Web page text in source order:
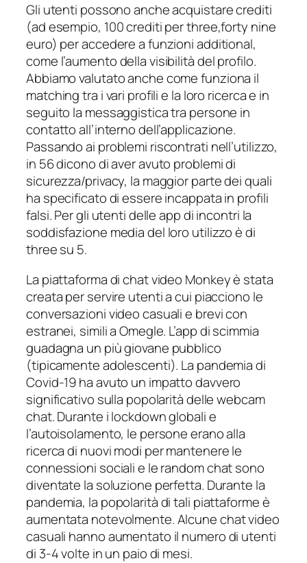
Gli utenti possono anche acquistare crediti
(ad esempio, 100 crediti per three,forty nine
euro) per accedere a funzioni additional,
come l’aumento della visibilità del profilo.
Abbiamo valutato anche come funziona il
matching tra i vari profili e la loro ricerca e in
seguito la messaggistica tra persone in
contatto all’interno dell’applicazione.
Passando ai problemi riscontrati nell’utilizzo,
in 56 dicono di aver avuto problemi di
sicurezza/privacy, la maggior parte dei quali
ha specificato di essere incappata in profili
falsi. Per gli utenti delle app di incontri la
soddisfazione media del loro utilizzo è di
three su 5.
La piattaforma di chat video Monkey è stata
creata per servire utenti a cui piacciono le
conversazioni video casuali e brevi con
estranei, simili a Omegle. L’app di scimmia
guadagna un più giovane pubblico
(tipicamente adolescenti). La pandemia di
Covid-19 ha avuto un impatto davvero
significativo sulla popolarità delle webcam
chat. Durante i lockdown globali e
l’autoisolamento, le persone erano alla
ricerca di nuovi modi per mantenere le
connessioni sociali e le random chat sono
diventate la soluzione perfetta. Durante la
pandemia, la popolarità di tali piattaforme è
aumentata notevolmente. Alcune chat video
casuali hanno aumentato il numero di utenti
di 3-4 volte in un paio di mesi.